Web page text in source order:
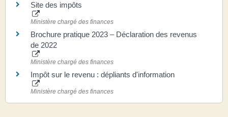
Site des impôts
Ministère chargé des finances
Brochure pratique 2023 – Déclaration des revenus
de 2022
Ministère chargé des finances
Impôt sur le revenu : dépliants d'information
Ministère chargé des finances